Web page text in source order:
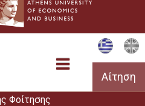
Αίτηση
Φοίτησης